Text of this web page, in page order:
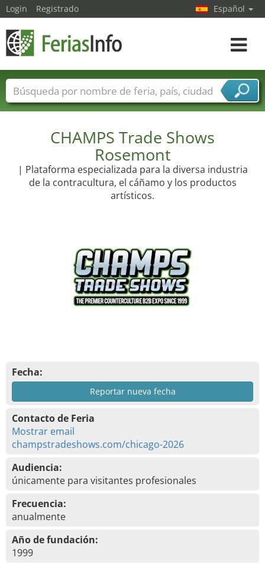
CHAMPS Trade Shows
Rosemont
| Plataforma especializada para la diversa industria
de la contracultura, el cáñamo y los productos
artísticos.
Fecha:
Reportar nueva fecha
Contacto de Feria
Mostrar email
champstradeshows.com/chicago-2026
Audiencia:
únicamente para visitantes profesionales
Frecuencia:
anualmente
Año de fundación:
1999
Login Registrado Español
toggle
Nombres de ferias Países
Ciudades
Sectores de proveedor de servicios